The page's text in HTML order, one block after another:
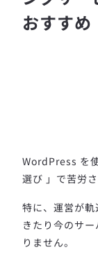
おすすめ
WordPress を
選び 」で苦労
特に、運営が
きたり今のサ
りません。